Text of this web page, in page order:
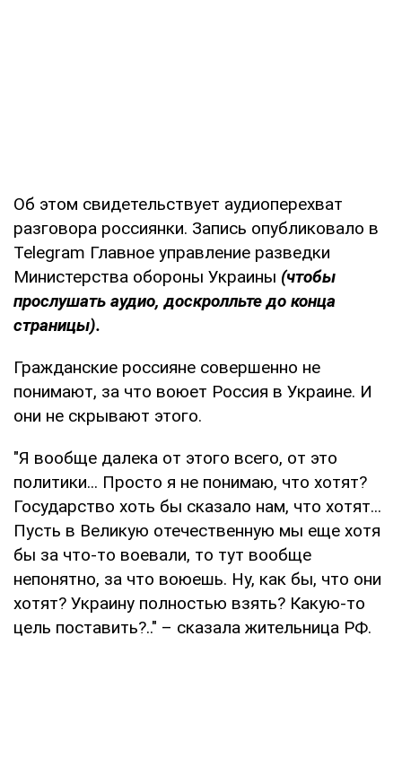
Об этом свидетельствует аудиоперехват
разговора россиянки. Запись опубликовало в
Telegram Главное управление разведки
Министерства обороны Украины (чтобы
прослушать аудио, доскролльте до конца
страницы).
Гражданские россияне совершенно не
понимают, за что воюет Россия в Украине. И
они не скрывают этого.
"Я вообще далека от этого всего, от это
политики... Просто я не понимаю, что хотят?
Государство хоть бы сказало нам, что хотят...
Пусть в Великую отечественную мы еще хотя
бы за что-то воевали, то тут вообще
непонятно, за что воюешь. Ну, как бы, что они
хотят? Украину полностью взять? Какую-то
цель поставить?.." – сказала жительница РФ.